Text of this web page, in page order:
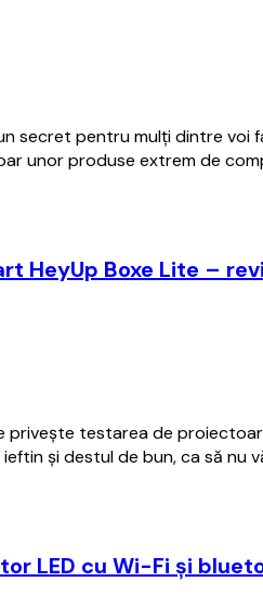
secret pentru mulți dintre voi
unor produse extrem de
HeyUp Boxe Lite –
privește testarea de
și destul de bun, ca să nu
LED cu Wi-Fi și